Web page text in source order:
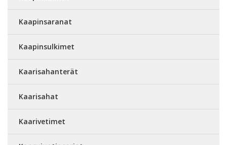
Kaapinsaranat
Kaapinsulkimet
Kaarisahanterät
Kaarisahat
Kaarivetimet